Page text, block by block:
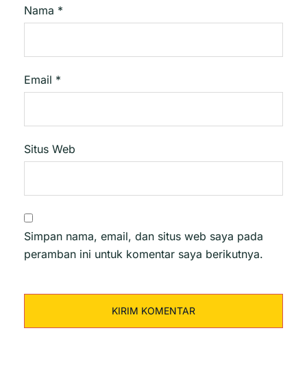
Nama *
Email *
Situs Web
Simpan nama, email, dan situs web saya pada
peramban ini untuk komentar saya berikutnya.